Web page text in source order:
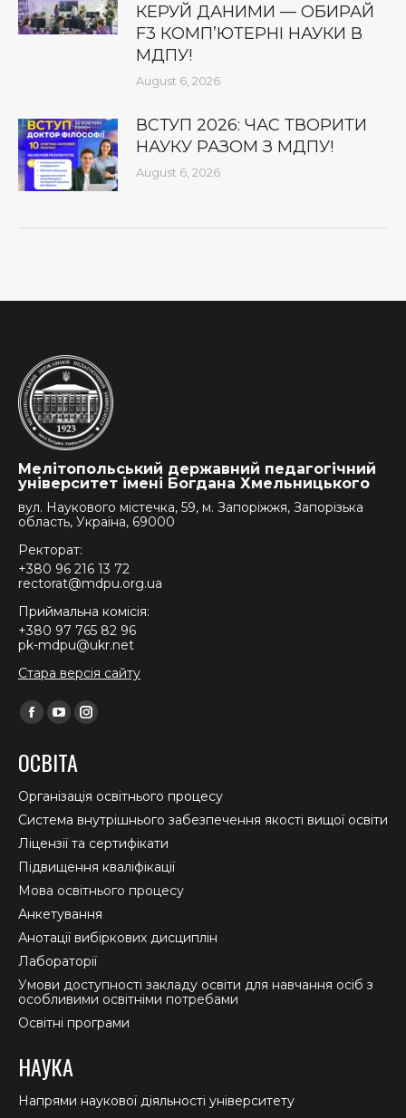
КЕРУЙ ДАНИМИ — ОБИРАЙ
F3 КОМП’ЮТЕРНІ НАУКИ В
МДПУ!
August 6, 2026
ВСТУП 2026: ЧАС ТВОРИТИ
НАУКУ РАЗОМ З МДПУ!
August 6, 2026
Мелітопольський державний педагогічний
університет імені Богдана Хмельницького
вул. Наукового містечка, 59, м. Запоріжжя, Запорізька
область, Україна, 69000
Ректорат:
+380 96 216 13 72
rectorat@mdpu.org.ua
Приймальна комісія:
+380 97 765 82 96
pk-mdpu@ukr.net
Стара версія сайту
Find us on:
Facebook
opens
in
new
window
YouTube
opens
in
new
window
Instagram
in
new
window
ОСВІТА
Організація освітнього процесу
Система внутрішнього забезпечення якості вищої освіти
Ліцензії та сертифікати
Підвищення кваліфікації
Мова освітнього процесу
Анкетування
Анотації вибіркових дисциплін
Лабораторії
Умови доступності закладу освіти для навчання осіб з
особливими освітніми потребами
Освітні програми
НАУКА
Напрями наукової діяльності університету